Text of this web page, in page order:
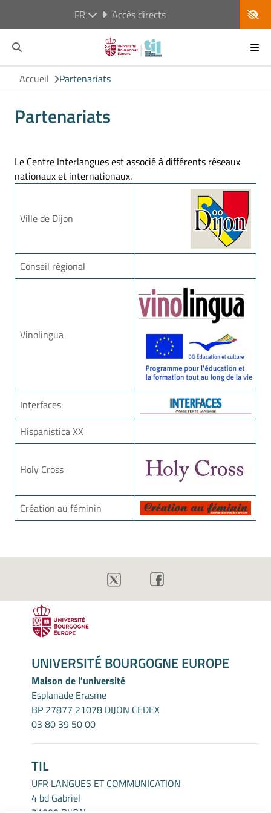
FR Accès directs
Accueil Partenariats
Partenariats
Le Centre Interlangues est associé à différents réseaux
nationaux et internationaux.
Ville de Dijon
Conseil régional
Vinolingua
Interfaces
Hispanistica XX
Holy Cross
Création au féminin
UNIVERSITÉ BOURGOGNE EUROPE
Maison de l'université
Esplanade Erasme
BP 27877 21078 DIJON CEDEX
03 80 39 50 00
TIL
UFR LANGUES ET COMMUNICATION
4 bd Gabriel